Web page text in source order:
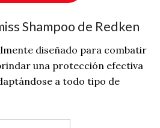
Shampoo de Redken
diseñado para combatir
una protección efectiva
a todo tipo de